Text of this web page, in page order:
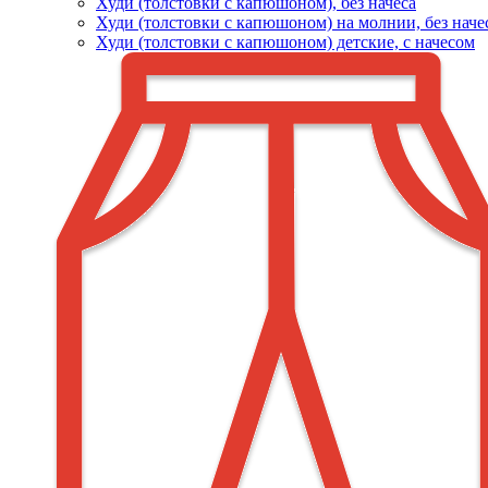
Худи (толстовки с капюшоном) на молнии, без
Худи (толстовки c капюшоном) детские, с начесом